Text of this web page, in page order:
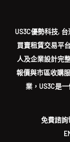
US3C優勢科技,
買賣租賃交易平
人及企業設計完
報價與市區收購
業，US3C是
免費諮詢